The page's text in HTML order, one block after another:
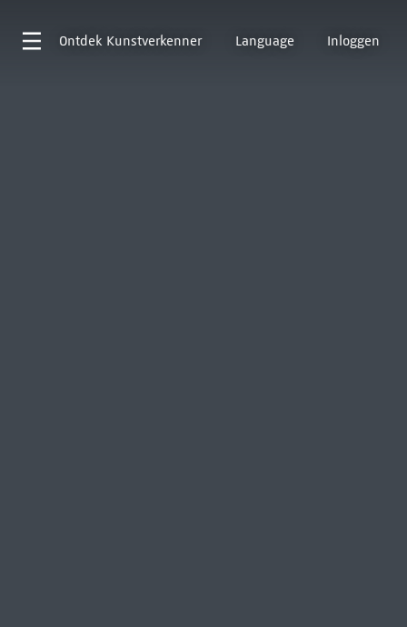
Ontdek Kunstverkenner Language Inloggen